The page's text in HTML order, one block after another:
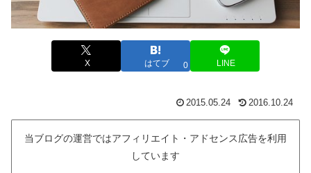
X はてブ 0 LINE
2015.05.24 2016.10.24
当ブログの運営ではアフィリエイト・アドセンス広告を利用
しています